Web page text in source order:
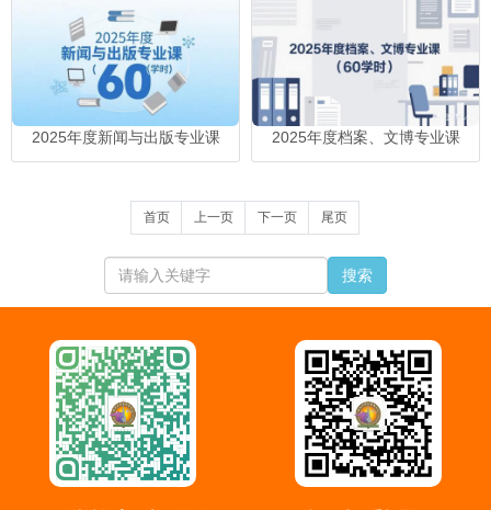
2025年度新闻与出版专业课 2025年度档案、文博专业课
首页 上一页 下一页 尾页
搜索